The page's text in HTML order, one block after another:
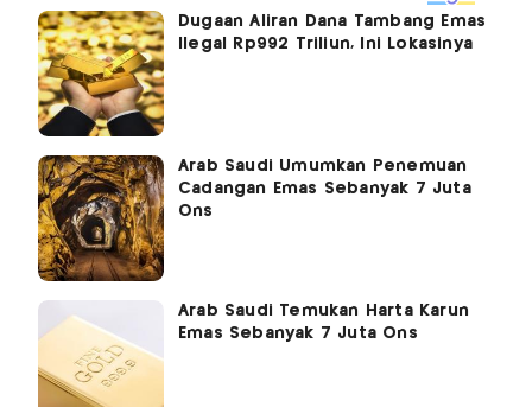
Dugaan Aliran Dana Tambang Emas
Ilegal Rp992 Triliun, Ini Lokasinya
Arab Saudi Umumkan Penemuan
Cadangan Emas Sebanyak 7 Juta
Ons
Arab Saudi Temukan Harta Karun
Emas Sebanyak 7 Juta Ons